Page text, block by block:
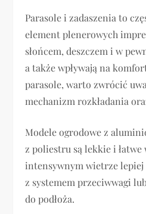
Parasole i zadaszenia to
element plenerowych
słońcem, deszczem i w
a także wpływają na
parasole, warto zwrócić
mechanizm rozkładania
Modele ogrodowe z
z poliestru są lekkie i
intensywnym wietrze lepiej
z systemem przeciwwagi
do podłoża.